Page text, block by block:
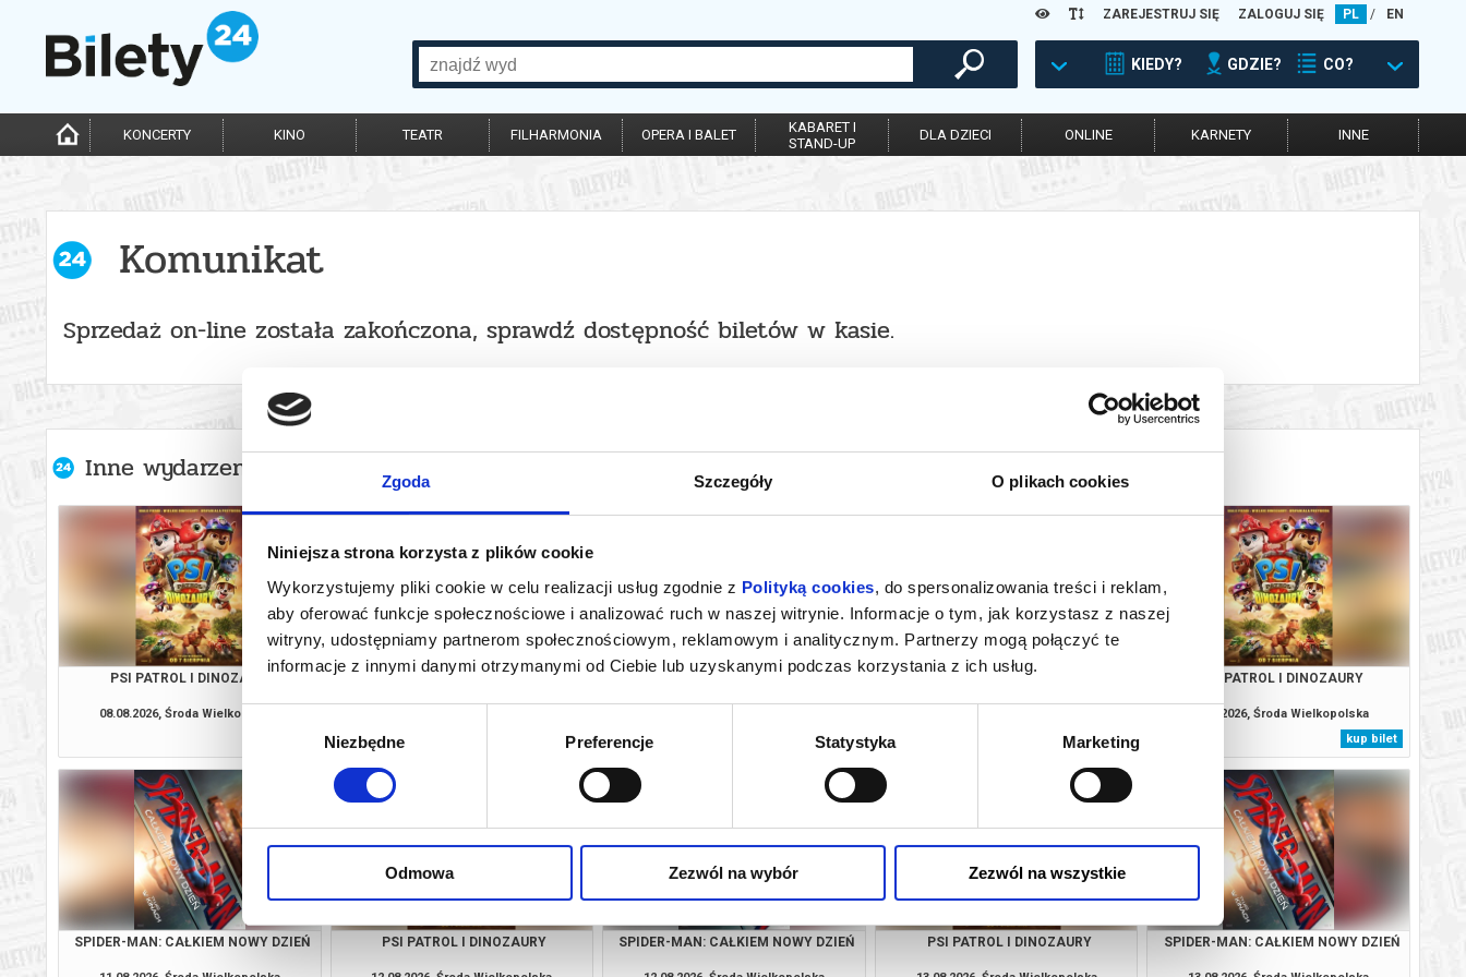
Zgoda Szczegóły O plikach cookies
Niniejsza strona korzysta z plików cookie
Wykorzystujemy pliki cookie w celu realizacji usług zgodnie z Polityką cookies, do spersonalizowania treści i reklam,
aby oferować funkcje społecznościowe i analizować ruch w naszej witrynie. Informacje o tym, jak korzystasz z naszej
witryny, udostępniamy partnerom społecznościowym, reklamowym i analitycznym. Partnerzy mogą połączyć te
informacje z innymi danymi otrzymanymi od Ciebie lub uzyskanymi podczas korzystania z ich usług.
Niezbędne Preferencje Statystyka Marketing
Odmowa Zezwól na wybór Zezwól na wszystkie
ZAREJESTRUJ SIĘ ZALOGUJ SIĘ PL / EN
KIEDY? GDZIE? CO?
KONCERTY KINO TEATR FILHARMONIA OPERA I BALET
KABARET I
STAND-UP
DLA DZIECI ONLINE KARNETY INNE
Komunikat
Sprzedaż on-line została zakończona, sprawdź dostępność biletów w kasie.
Inne wydarzenia organizatora
PSI PATROL I DINOZAURY
08.08.2026, Środa Wielkopolska
SPIDER-MAN: CAŁKIEM NOWY DZIEŃ
kup bilet
PSI PATROL I DINOZAURY
kup bilet
SPIDER-MAN: CAŁKIEM NOWY DZIEŃ
kup bilet
PSI PATROL I DINOZAURY
11.08.2026, Środa Wielkopolska
kup bilet
SPIDER-MAN: CAŁKIEM NOWY DZIEŃ PSI PATROL I DINOZAURY SPIDER-MAN: CAŁKIEM NOWY DZIEŃ PSI PATROL I DINOZAURY SPIDER-MAN: CAŁKIEM NOWY DZIEŃ